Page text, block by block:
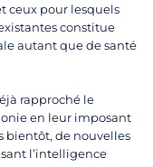
ceux pour lesquels
constitue
autant que de santé
rapproché le
en leur imposant
bientôt, de nouvelles
l’intelligence